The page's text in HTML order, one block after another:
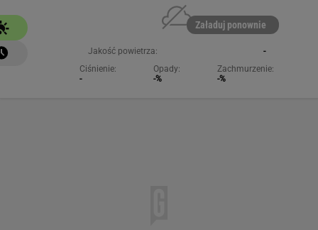
Załaduj ponownie
Jakość powietrza:
-
Ciśnienie:
-
Opady:
-%
Zachmurzenie:
-%